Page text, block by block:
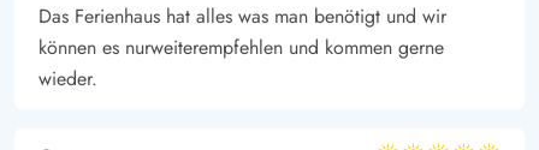
Das Ferienhaus hat alles was man benötigt und wir
können es nurweiterempfehlen und kommen gerne
wieder.